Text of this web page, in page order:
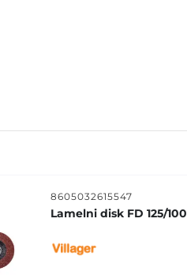
8605032615547
Lamelni disk FD 125/100